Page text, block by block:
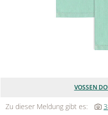
VOSSEN
Zu dieser Meldung gibt es: